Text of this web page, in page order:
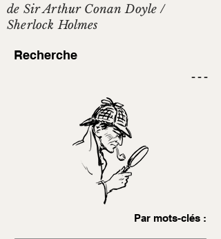
de Sir Arthur Conan Doyle /
Sherlock Holmes
Recherche
- - -
Par mots-clés :